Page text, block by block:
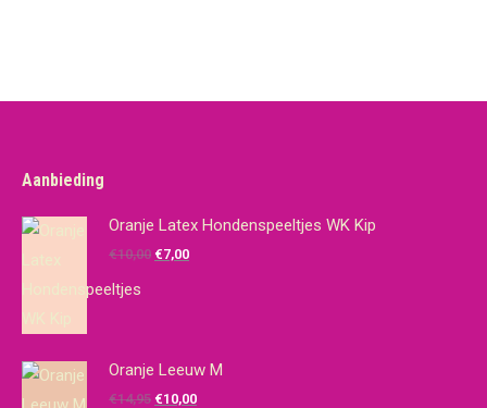
Aanbieding
Oranje Latex Hondenspeeltjes WK Kip
€10,00 Oorspronkelijke
€7,00Huidige
Oranje Leeuw M
€14,95 Oorspronkelijke
€10,00Huidige